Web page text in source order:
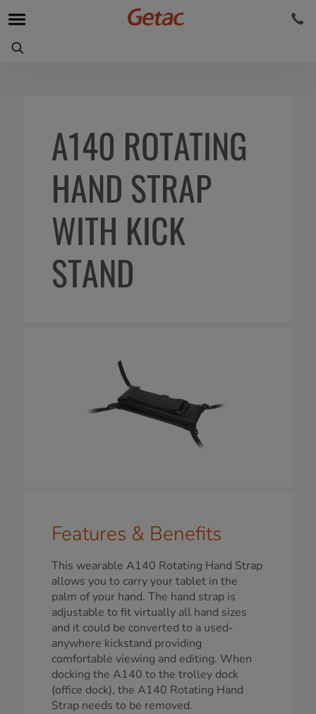
A140 ROTATING
HAND STRAP
WITH KICK
STAND
Features & Benefits
This wearable A140 Rotating Hand Strap
allows you to carry your tablet in the
palm of your hand. The hand strap is
adjustable to fit virtually all hand sizes
and it could be converted to a used-
anywhere kickstand providing
comfortable viewing and editing. When
docking the A140 to the trolley dock
(office dock), the A140 Rotating Hand
Strap needs to be removed.